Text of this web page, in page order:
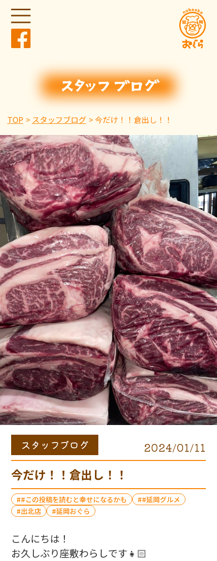
TOP スタッフブログ 今だけ！！倉出し！！
スタッフブログ 2024/01/11
今だけ！！倉出し！！
#この投稿を読むと幸せになるかも
#延岡グルメ
出北店
延岡おぐら
こんにちは！
お久しぶり座敷わらしです👧🏻